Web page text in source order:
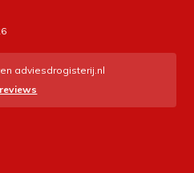
adviesdrogisterij.nl